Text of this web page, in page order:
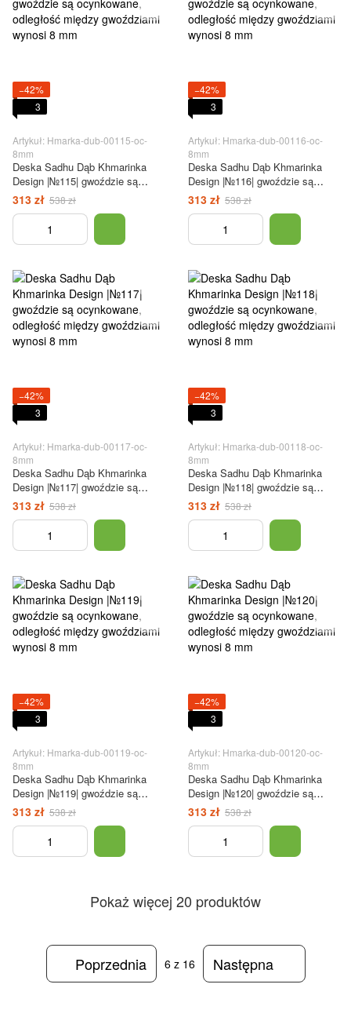
−42%
3
Artykuł: Hmarka-dub-00115-oc-
8mm
Deska Sadhu Dąb Khmarinka
Design |№115| gwoździe są
ocynkowane, odległość między
gwoździami wynosi 8 mm
313 zł 538 zł
−42%
3
Artykuł: Hmarka-dub-00116-oc-
8mm
Deska Sadhu Dąb Khmarinka
Design |№116| gwoździe są
ocynkowane, odległość między
gwoździami wynosi 8 mm
313 zł 538 zł
−42%
3
Artykuł: Hmarka-dub-00117-oc-
8mm
Deska Sadhu Dąb Khmarinka
Design |№117| gwoździe są
ocynkowane, odległość między
gwoździami wynosi 8 mm
313 zł 538 zł
−42%
3
Artykuł: Hmarka-dub-00118-oc-
8mm
Deska Sadhu Dąb Khmarinka
Design |№118| gwoździe są
ocynkowane, odległość między
gwoździami wynosi 8 mm
313 zł 538 zł
−42%
3
Artykuł: Hmarka-dub-00119-oc-
8mm
Deska Sadhu Dąb Khmarinka
Design |№119| gwoździe są
ocynkowane, odległość między
gwoździami wynosi 8 mm
313 zł 538 zł
−42%
3
Artykuł: Hmarka-dub-00120-oc-
8mm
Deska Sadhu Dąb Khmarinka
Design |№120| gwoździe są
ocynkowane, odległość między
gwoździami wynosi 8 mm
313 zł 538 zł
Pokaż więcej 20 produktów
Poprzednia 6z 16 Następna